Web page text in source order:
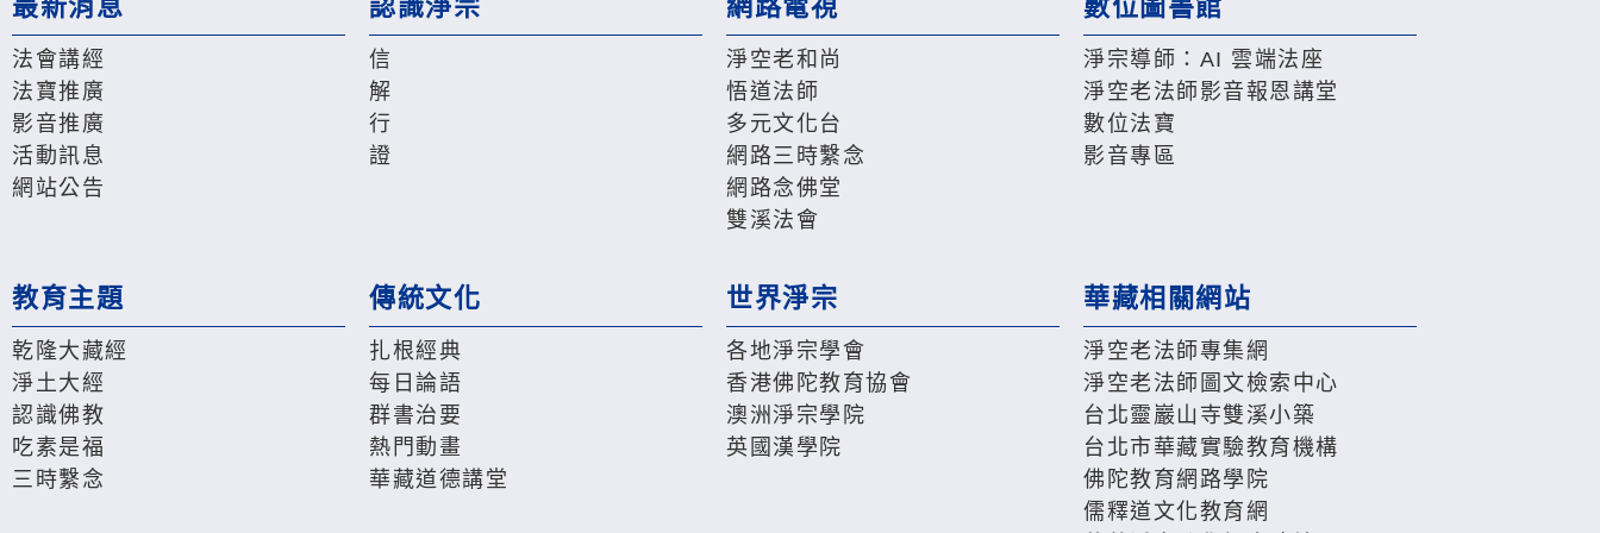
最新消息
法會講經
法寶推廣
影音推廣
活動訊息
網站公告
認識淨宗
信
解
行
證
網路電視
淨空老和尚
悟道法師
多元文化台
網路三時繫念
網路念佛堂
雙溪法會
數位圖書館
淨宗導師：AI 雲端法座
淨空老法師影音報恩講堂
數位法寶
影音專區
教育主題
乾隆大藏經
淨土大經
認識佛教
吃素是福
三時繫念
傳統文化
扎根經典
每日論語
群書治要
熱門動畫
華藏道德講堂
世界淨宗
各地淨宗學會
香港佛陀教育協會
澳洲淨宗學院
英國漢學院
華藏相關網站
淨空老法師專集網
淨空老法師圖文檢索中心
台北靈巖山寺雙溪小築
台北市華藏實驗教育機構
佛陀教育網路學院
儒釋道文化教育網